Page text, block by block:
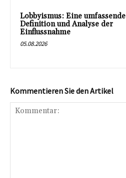
Lobbyismus: Eine umfassende
Definition und Analyse der
Einflussnahme
05.08.2026
Kommentieren Sie den Artikel